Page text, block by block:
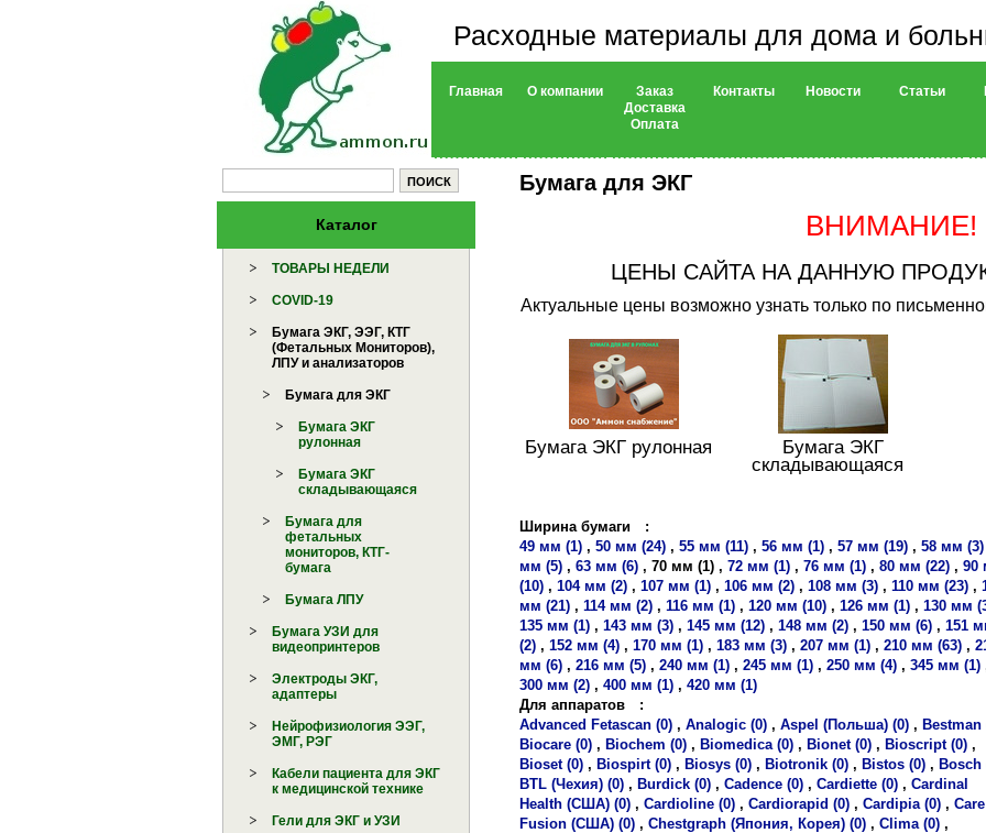
Расходные материалы для дома и
Главная О компании
Заказ
Доставка
Оплата
Контакты Новости Статьи
Каталог
ТОВАРЫ НЕДЕЛИ
COVID-19
Бумага ЭКГ, ЭЭГ, КТГ
(Фетальных Мониторов),
ЛПУ и анализаторов
Бумага для ЭКГ
Бумага ЭКГ
рулонная
Бумага ЭКГ
складывающаяся
Бумага для
фетальных
мониторов, КТГ-
бумага
Бумага ЛПУ
Бумага УЗИ для
видеопринтеров
Электроды ЭКГ,
адаптеры
Нейрофизиология ЭЭГ,
ЭМГ, РЭГ
Кабели пациента для ЭКГ
к медицинской технике
Гели для ЭКГ и УЗИ
Бумага для ЭКГ
ВНИМАНИЕ!
ЦЕНЫ САЙТА НА ДАННУЮ
Актуальные цены возможно узнать только по
Бумага ЭКГ рулонная
Бумага ЭКГ
складывающаяся
Ширина бумаги
:
49 мм (1) , 50 мм (24) , 55 мм (11) , 56 мм (1) , 57 мм (19) , 58 мм (3)
мм (5) , 63 мм (6) , 70 мм (1) , 72 мм (1) , 76 мм (1) , 80 мм (22) , 90
(10) , 104 мм (2) , 107 мм (1) , 106 мм (2) , 108 мм (3) , 110 мм (23) ,
мм (21) , 114 мм (2) , 116 мм (1) , 120 мм (10) , 126 мм (1) , 130 мм
135 мм (1) , 143 мм (3) , 145 мм (12) , 148 мм (2) , 150 мм (6) , 151
(2) , 152 мм (4) , 170 мм (1) , 183 мм (3) , 207 мм (1) , 210 мм (63) ,
мм (6) , 216 мм (5) , 240 мм (1) , 245 мм (1) , 250 мм (4) , 345 мм (1)
300 мм (2) , 400 мм (1) , 420 мм (1)
Для аппаратов
:
Advanced Fetascan (0) , Analogic (0) , Aspel (Польша) (0) , Bestman
Biocare (0) , Biochem (0) , Biomedica (0) , Bionet (0) , Bioscript (0) ,
Bioset (0) , Biospirt (0) , Biosys (0) , Biotronik (0) , Bistos (0) , Bosch
BTL (Чехия) (0) , Burdick (0) , Cadence (0) , Cardiette (0) , Cardinal
Health (США) (0) , Cardioline (0) , Cardiorapid (0) , Cardipia (0) , Care
Fusion (США) (0) , Chestgraph (Япония, Корея) (0) , Clima (0) ,